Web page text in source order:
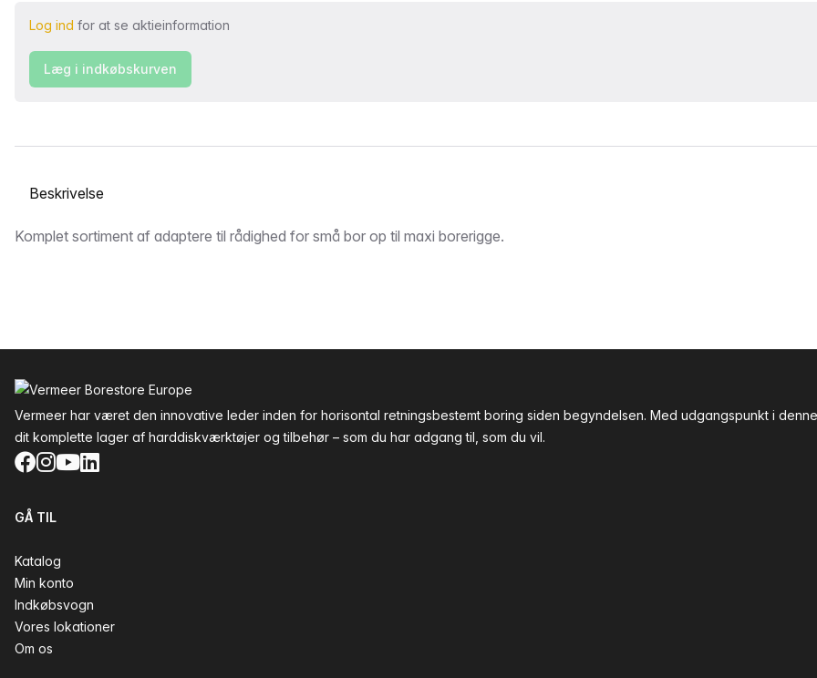
Log ind for at se aktieinformation
Læg i indkøbskurven
Vælg en fane
Beskrivelse
Komplet sortiment af adaptere til rådighed for små bor op til maxi borerigge.
Vermeer har været den innovative leder inden for horisontal retningsbestemt boring siden begyndelsen. Med udgangspunkt i
dit komplette lager af harddiskværktøjer og tilbehør – som du har adgang til, som du vil.
Facebook
Instagram
YouTube
LinkedIn
GÅ TIL
Katalog
Min konto
Indkøbsvogn
Vores lokationer
Om os